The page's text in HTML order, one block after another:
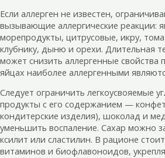
Если аллерген не известен,
вызывающие аллергические реакции:
морепродукты, цитрусовые, икру,
клубнику, дыню и орехи. Длительная
может снизить аллергенные свойства
яйцах наиболее аллергенными
Следует ограничить легкоусвояемые
продукты с его содержанием —
кондитерские изделия), шоколад и
уменьшить воспаление. Сахар можно
ксилит или сластилин. В рационе
витаминов и биофлавоноидов,